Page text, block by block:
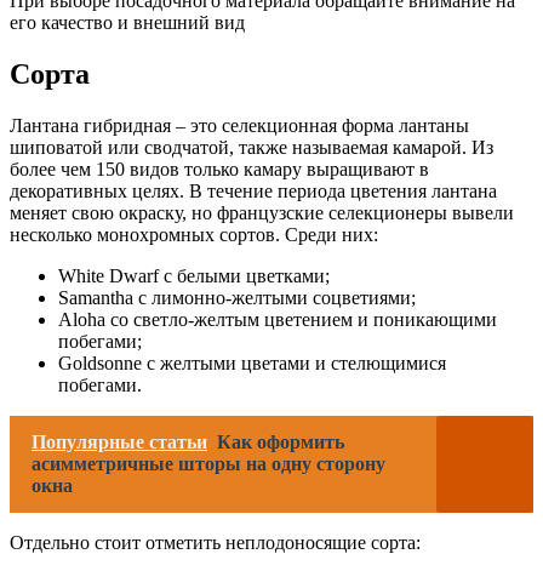
его качество и внешний вид
Сорта
Лантана гибридная – это селекционная форма лантаны
шиповатой или сводчатой, также называемая камарой. Из
более чем 150 видов только камару выращивают в
декоративных целях. В течение периода цветения лантана
меняет свою окраску, но французские селекционеры вывели
несколько монохромных сортов. Среди них:
White Dwarf с белыми цветками;
Samantha с лимонно-желтыми соцветиями;
Aloha со светло-желтым цветением и поникающими
побегами;
Goldsonne с желтыми цветами и стелющимися
побегами.
Популярные статьи Как оформить
асимметричные шторы на одну сторону
окна
Отдельно стоит отметить неплодоносящие сорта: